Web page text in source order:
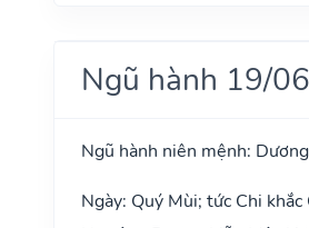
Ngũ hành 19/
Ngũ hành niên mệnh:
Ngày: Quý Mùi; tức Chi